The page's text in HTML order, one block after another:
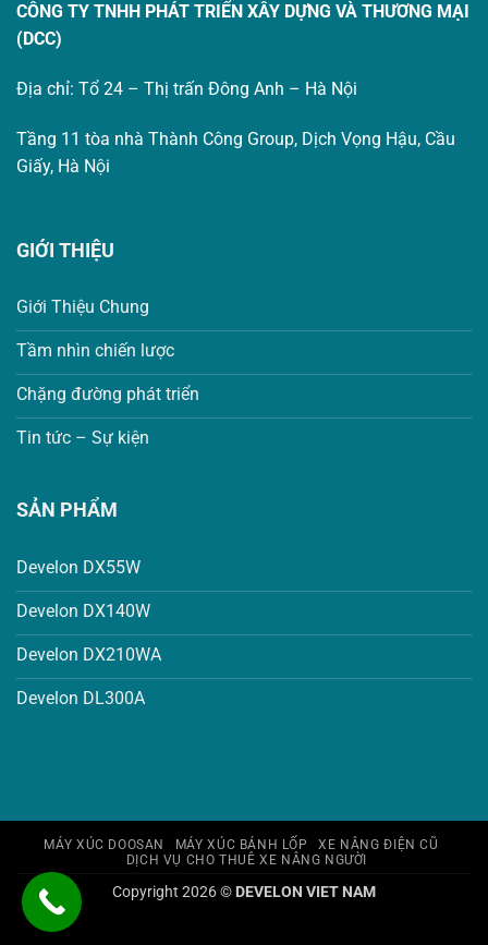
CÔNG TY TNHH PHÁT TRIỂN XÂY DỰNG VÀ THƯƠNG MẠI
(DCC)
Địa chỉ: Tổ 24 – Thị trấn Đông Anh – Hà Nội
Tầng 11 tòa nhà Thành Công Group, Dịch Vọng Hậu, Cầu
Giấy, Hà Nội
GIỚI THIỆU
Giới Thiệu Chung
Tầm nhìn chiến lược
Chặng đường phát triển
Tin tức – Sự kiện
SẢN PHẨM
Develon DX55W
Develon DX140W
Develon DX210WA
Develon DL300A
MÁY XÚC DOOSAN MÁY XÚC BÁNH LỐP
XE NÂNG ĐIỆN CŨ
DỊCH VỤ CHO THUÊ XE NÂNG NGƯỜI
Copyright 2026 © DEVELON VIET NAM
banquyen.link banquyen.link